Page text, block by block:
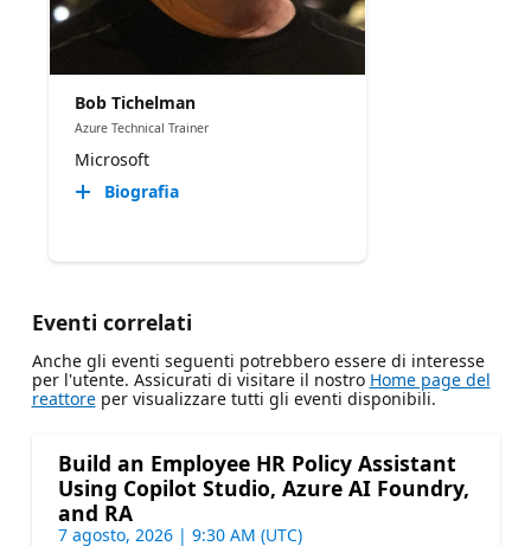
Bob Tichelman
Azure Technical Trainer
Microsoft
Biografia
Eventi correlati
Anche gli eventi seguenti potrebbero essere di interesse
per l'utente. Assicurati di visitare il nostro Home page del
reattoreper visualizzare tutti gli eventi disponibili.
Build an Employee HR Policy Assistant
Using Copilot Studio, Azure AI Foundry,
and RA
7 agosto, 2026 | 9:30 AM (UTC)